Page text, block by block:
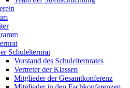
Schulelternrat
Vorstand des Schulelternrates
Vertreter der Klassen
Mitglieder der Gesamtkonferenz